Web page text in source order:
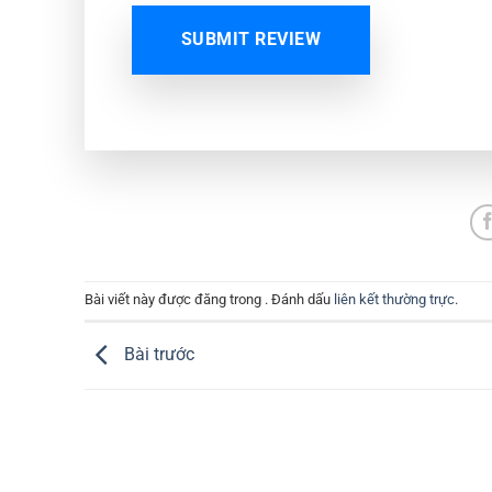
SUBMIT REVIEW
Bài viết này được đăng trong . Đánh dấu liên kết thường trực.
Bài trước